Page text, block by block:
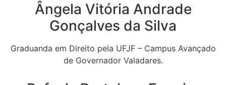
Ângela Vitória Andrade
Gonçalves da Silva
Graduanda em Direito pela UFJF – Campus Avançado
de Governador Valadares.